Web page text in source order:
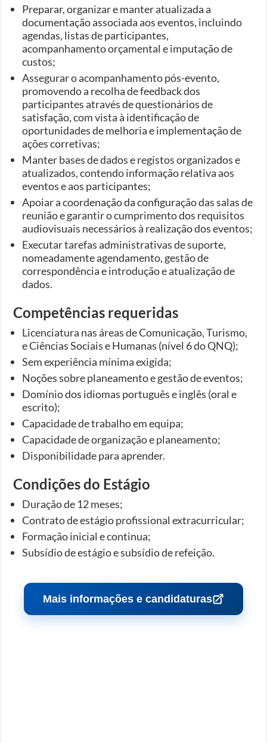
Preparar, organizar e manter atualizada a
documentação associada aos eventos, incluindo
agendas, listas de participantes,
acompanhamento orçamental e imputação de
custos;
Assegurar o acompanhamento pós-evento,
promovendo a recolha de feedback dos
participantes através de questionários de
satisfação, com vista à identificação de
oportunidades de melhoria e implementação de
ações corretivas;
Manter bases de dados e registos organizados e
atualizados, contendo informação relativa aos
eventos e aos participantes;
Apoiar a coordenação da configuração das salas de
reunião e garantir o cumprimento dos requisitos
audiovisuais necessários à realização dos eventos;
Executar tarefas administrativas de suporte,
nomeadamente agendamento, gestão de
correspondência e introdução e atualização de
dados.
Competências requeridas
Licenciatura nas áreas de Comunicação, Turismo,
e Ciências Sociais e Humanas (nível 6 do QNQ);
Sem experiência mínima exigida;
Noções sobre planeamento e gestão de eventos;
Domínio dos idiomas português e inglês (oral e
escrito);
Capacidade de trabalho em equipa;
Capacidade de organização e planeamento;
Disponibilidade para aprender.
Condições do Estágio
Duração de 12 meses;
Contrato de estágio profissional extracurricular;
Formação inicial e continua;
Subsídio de estágio e subsídio de refeição.
Mais informações e candidaturas